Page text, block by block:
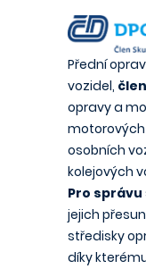
Přední
vozidel,
opravy a
motorových
osobních
kolejových
Pro správu
jejich
středisky
díky